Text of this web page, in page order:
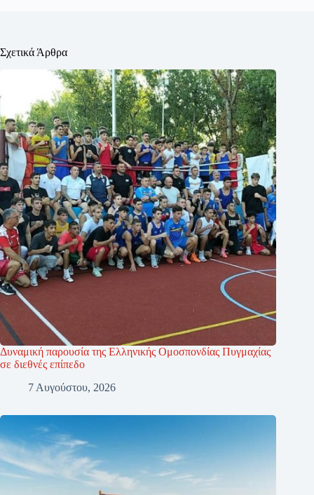
Σχετικά Άρθρα
Δυναμική παρουσία της Ελληνικής Ομοσπονδίας Πυγμαχίας
σε διεθνές επίπεδο
7 Αυγούστου, 2026